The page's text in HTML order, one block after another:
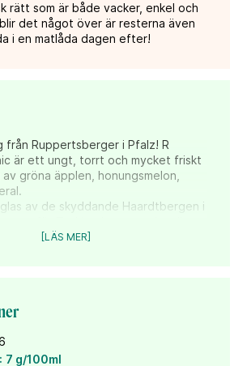
rätt som är både vacker, enkel och
det något över är resterna även
i en matlåda dagen efter!
från Ruppertsberger i Pfalz! R
är ett ungt, torrt och mycket friskt
gröna äpplen, honungsmelon,
av de skyddande Haardtbergen i
Tysklands högsta medeltemperatur
[LÄS MER]
7 g/100ml